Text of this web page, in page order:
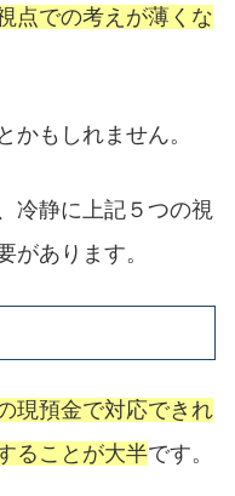
点での考えが薄くな
かもしれません。
冷静に上記５つの視
があります。
現預金で対応できれ
ることが大半です。